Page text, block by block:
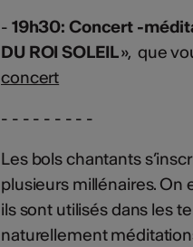
- 19h30: Concert -
DU ROI SOLEIL», que
concert
- - - - - - - - -
Les bols chantants
plusieurs millénaires. On
ils sont utilisés dans les
naturellement